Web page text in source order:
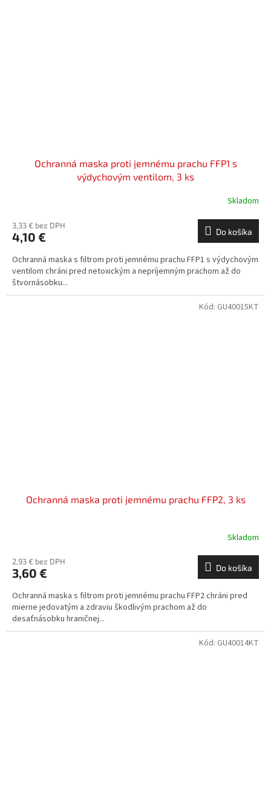
Ochranná maska proti jemnému prachu FFP1 s
výdychovým ventilom, 3 ks
Skladom
3,33 € bez DPH
4,10 € Do košíka
Ochranná maska s filtrom proti jemnému prachu FFP1 s výdychovým
ventilom chráni pred netoxickým a nepríjemným prachom až do
štvornásobku...
Ochranná maska proti jemnému prachu FFP2, 3 ks
Skladom
2,93 € bez DPH
3,60 € Do košíka
Ochranná maska s filtrom proti jemnému prachu FFP2 chráni pred
mierne jedovatým a zdraviu škodlivým prachom až do
desaťnásobku hraničnej...
Kód: GU40015KT
Kód: GU40014KT